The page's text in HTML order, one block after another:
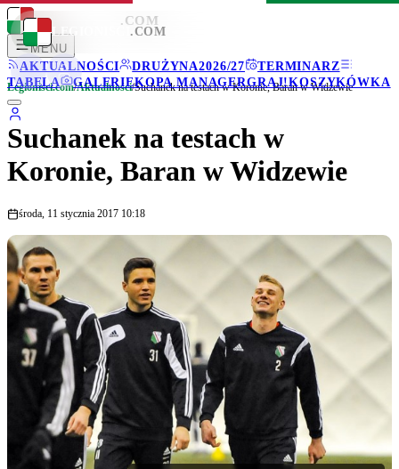
LEGIONISCI .COM
MENU
AKTUALNOŚCI
DRUŻYNA2026/27
TERMINARZ
TABELA
GALERIEKOPA MANAGERGRAJ!KOSZYKÓWKA
LEGIONISCI .COM
Legionisci.com/Aktualności/Suchanek na testach w Koronie, Baran w Widzewie
Suchanek na testach w
Koronie, Baran w Widzewie
środa, 11 stycznia 2017 10:18